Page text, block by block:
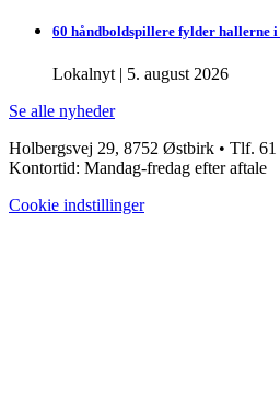
60 håndboldspillere fylder hallerne
Lokalnyt| 5. august 2026
Se alle nyheder
Holbergsvej 29, 8752 Østbirk • Tlf. 61
Kontortid: Mandag-fredag efter aftale
Cookie indstillinger